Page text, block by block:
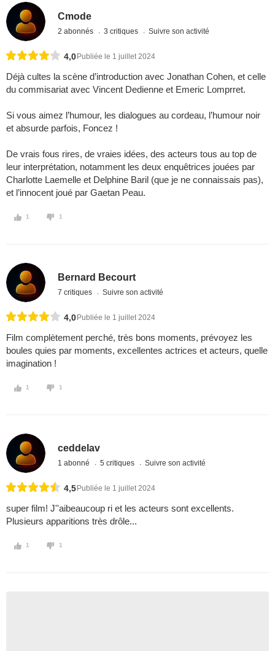
Cmode
2 abonnés 3 critiques Suivre son activité
4,0 Publiée le 1 juillet 2024
Déjà cultes la scène d’introduction avec Jonathan Cohen, et celle
du commisariat avec Vincent Dedienne et Emeric Lomprret.
Si vous aimez l’humour, les dialogues au cordeau, l’humour noir
et absurde parfois, Foncez !
De vrais fous rires, de vraies idées, des acteurs tous au top de
leur interprétation, notamment les deux enquêtrices jouées par
Charlotte Laemelle et Delphine Baril (que je ne connaissais pas),
et l’innocent joué par Gaetan Peau.
1 1
Bernard Becourt
7 critiques Suivre son activité
4,0 Publiée le 1 juillet 2024
Film complètement perché, très bons moments, prévoyez les
boules quies par moments, excellentes actrices et acteurs, quelle
imagination !
1 1
ceddelav
1 abonné 5 critiques Suivre son activité
4,5 Publiée le 1 juillet 2024
super film! J''aibeaucoup ri et les acteurs sont excellents.
Plusieurs apparitions très drôle...
1 1